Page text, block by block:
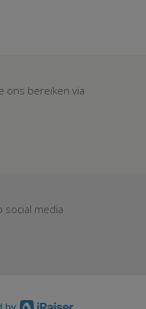
ons bereiken via
social media